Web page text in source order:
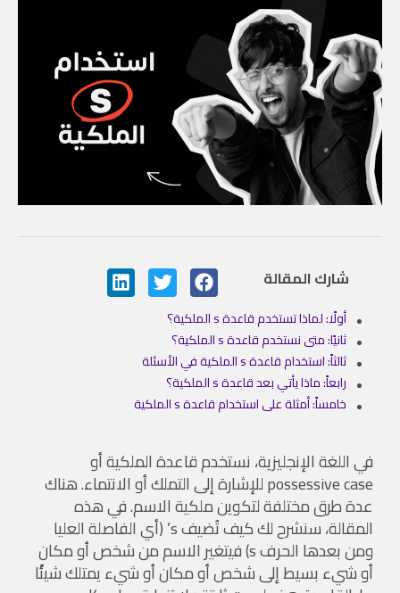
شارك المقالة
أولًا: لماذا تستخدم قاعدة s الملكية؟
ثانيًا: متى نستخدم قاعدة s الملكية؟
ثالثاً: استخدام قاعدة s الملكية في الأسئلة
رابعاً: ماذا يأتي بعد قاعدة s الملكية؟
خامساً: أمثلة على استخدام قاعدة s الملكية
في اللغة الإنجليزية، نستخدم قاعدة الملكية أو
possessive case للإشارة إلى التملك أو الانتماء. هناك
عدة طرق مختلفة لتكوين ملكية الاسم. في هذه
المقالة، سنشرح لك كيف تُضيف s’ (أي الفاصلة العليا
ومن بعدها الحرف s) فيتغير الاسم من شخص أو مكان
أو شيء بسيط إلى شخص أو مكان أو شيء يمتلك شيئًا